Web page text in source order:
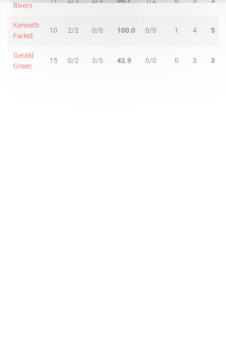
Rivers
Kenneth
Faried
10 2/2 0/0 100.0 0/0 1 4 5
Gerald
Green
15 0/2 3/5 42.9 0/0 0 3 3